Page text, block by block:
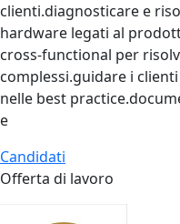
clienti.diagnosticare e
hardware legati al
cross‑functional per
complessi.guidare i
nelle best
e
Candidati
Offerta di lavoro